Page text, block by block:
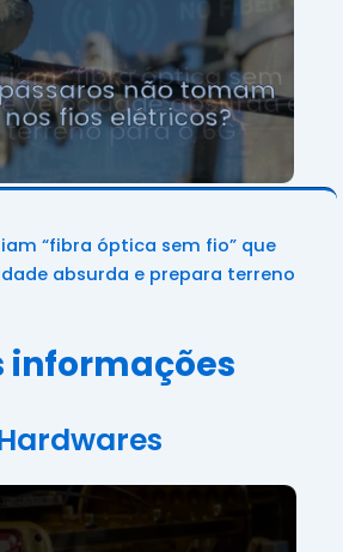
pássarosnãotomam
nosfioselétricos?
“fibra óptica sem fio” que
absurda e prepara terreno
informações